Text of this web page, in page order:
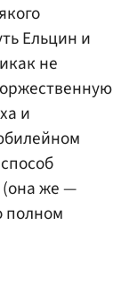
Ельцин и
не
и
(она же —
полном